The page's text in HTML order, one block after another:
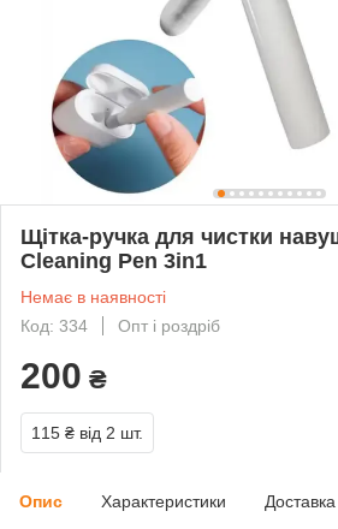
Щітка-ручка для чистки
Cleaning Pen 3in1
Немає в наявності
Код: 334
Опт і роздріб
200 ₴
115 ₴ від 2 шт.
Опис Характеристики Доставка